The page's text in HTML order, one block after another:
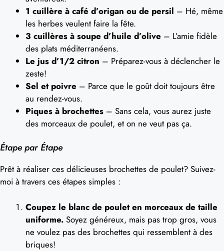
1 cuillère à café d’origan ou de persil – Hé, même
les herbes veulent faire la fête.
3 cuillères à soupe d’huile d’olive – L’amie fidèle
des plats méditerranéens.
Le jus d’1/2 citron – Préparez-vous à déclencher le
zeste!
Sel et poivre – Parce que le goût doit toujours être
au rendez-vous.
Piques à brochettes – Sans cela, vous aurez juste
des morceaux de poulet, et on ne veut pas ça.
Étape par Étape
Prêt à réaliser ces délicieuses brochettes de poulet? Suivez-
moi à travers ces étapes simples :
Coupez le blanc de poulet en morceaux de taille
uniforme. Soyez généreux, mais pas trop gros, vous
ne voulez pas des brochettes qui ressemblent à des
briques!